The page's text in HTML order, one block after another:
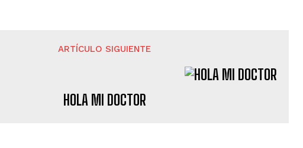
ARTÍCULO SIGUIENTE
HOLA MI DOCTOR